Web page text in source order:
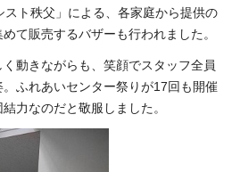
ト秩父」による、各家庭から提供の
て販売するバザーも行われました。
動きながらも、笑顔でスタッフ全員
ふれあいセンター祭りが17回も開催
力なのだと敬服しました。